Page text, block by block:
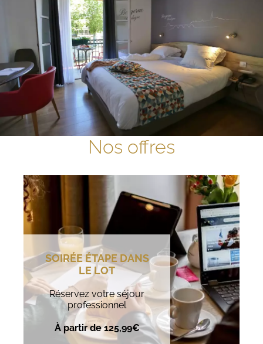
Nos offres
SOIRÉE ÉTAPE DANS
LE LOT
Réservez votre séjour
professionnel
À partir de 125,99€